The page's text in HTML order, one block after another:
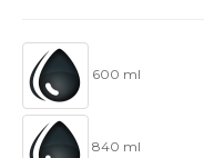
600 ml
840 ml